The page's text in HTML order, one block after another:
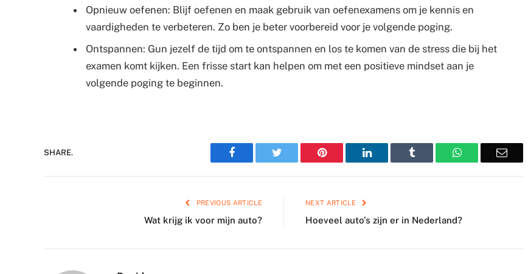
Opnieuw oefenen: Blijf oefenen en maak gebruik van oefenexamens om je kennis en
vaardigheden te verbeteren. Zo ben je beter voorbereid voor je volgende poging.
Ontspannen: Gun jezelf de tijd om te ontspannen en los te komen van de stress die bij het
examen komt kijken. Een frisse start kan helpen om met een positieve mindset aan je
volgende poging te beginnen.
SHARE. Facebook Twitter Pinterest LinkedIn Tumblr WhatsAppEmail
PREVIOUS ARTICLE
Wat krijg ik voor mijn auto?
NEXT ARTICLE
Hoeveel auto’s zijn er in Nederland?